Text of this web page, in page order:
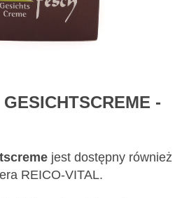
-
jest dostępny również
REICO-VITAL.